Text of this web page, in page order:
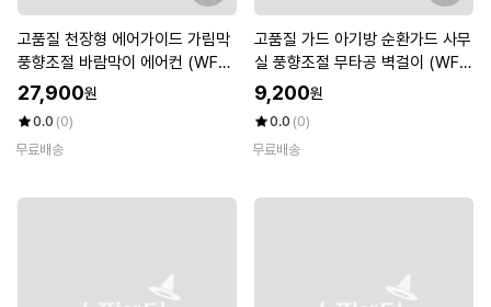
고품질 천장형 에어가이드 가림막
풍향조절 바람막이 에어컨 (WFK
G3RA)
27,900원
0.0 (0)
무료배송
고품질 가드 아기방 순환가드 사무
실 풍향조절 무타공 벽걸이 (WFK
G3QV)
9,200원
0.0 (0)
무료배송